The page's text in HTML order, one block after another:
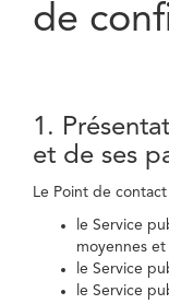
de
1.
et de ses
Le Point de
le Service
moyennes et
le Service
le Service